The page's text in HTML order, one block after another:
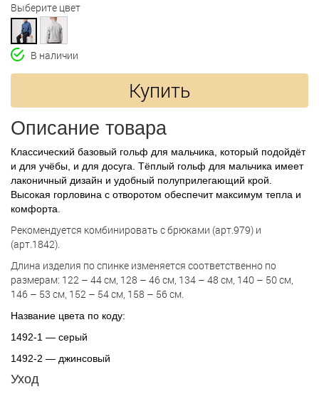
Выберите цвет
В наличии
Купить
Описание товара
Классический базовый гольф для мальчика, который подойдёт
и для учёбы, и для досуга. Тёплый гольф для мальчика имеет
лаконичный дизайн и удобный полуприлегающий крой.
Высокая горловина с отворотом обеспечит максимум тепла и
комфорта.
Рекомендуется комбинировать с брюками (арт.979) и
(арт.1842).
Длина изделия по спинке изменяется соответственно по
размерам: 122 – 44 см, 128 – 46 см, 134 – 48 см, 140 – 50 см,
146 – 53 см, 152 – 54 см, 158 – 56 см.
Название цвета по коду:
1492-1 — серый
1492-2 — джинсовый
Уход